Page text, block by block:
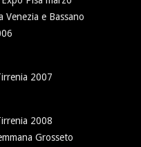
Venezia e Bassano
2007
2008
Grosseto